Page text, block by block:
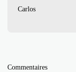
Carlos
Commentaires